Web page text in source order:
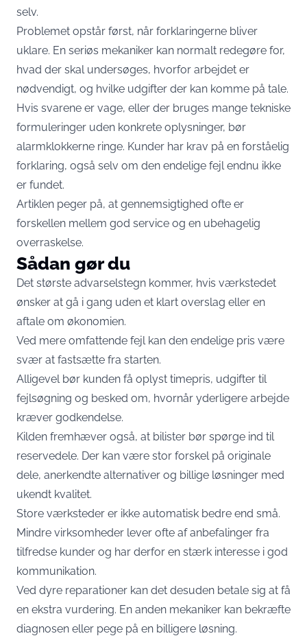
selv.
Problemet opstår først, når forklaringerne bliver
uklare. En seriøs mekaniker kan normalt redegøre for,
hvad der skal undersøges, hvorfor arbejdet er
nødvendigt, og hvilke udgifter der kan komme på tale.
Hvis svarene er vage, eller der bruges mange tekniske
formuleringer uden konkrete oplysninger, bør
alarmklokkerne ringe. Kunder har krav på en forståelig
forklaring, også selv om den endelige fejl endnu ikke
er fundet.
Artiklen peger på, at gennemsigtighed ofte er
forskellen mellem god service og en ubehagelig
overraskelse.
Sådan gør du
Det største advarselstegn kommer, hvis værkstedet
ønsker at gå i gang uden et klart overslag eller en
aftale om økonomien.
Ved mere omfattende fejl kan den endelige pris være
svær at fastsætte fra starten.
Alligevel bør kunden få oplyst timepris, udgifter til
fejlsøgning og besked om, hvornår yderligere arbejde
kræver godkendelse.
Kilden fremhæver også, at bilister bør spørge ind til
reservedele. Der kan være stor forskel på originale
dele, anerkendte alternativer og billige løsninger med
ukendt kvalitet.
Store værksteder er ikke automatisk bedre end små.
Mindre virksomheder lever ofte af anbefalinger fra
tilfredse kunder og har derfor en stærk interesse i god
kommunikation.
Ved dyre reparationer kan det desuden betale sig at få
en ekstra vurdering. En anden mekaniker kan bekræfte
diagnosen eller pege på en billigere løsning.